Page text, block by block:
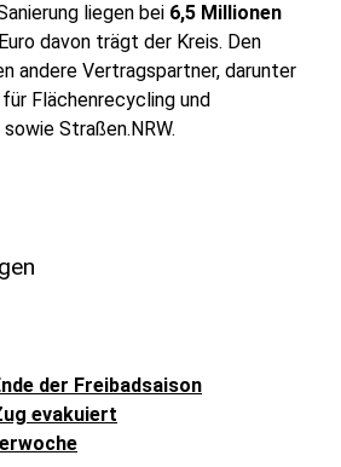
liegen bei 6,5 Millionen
davon trägt der Kreis. Den
andere Vertragspartner, darunter
Flächenrecycling und
Straßen.NRW.
der Freibadsaison
evakuiert